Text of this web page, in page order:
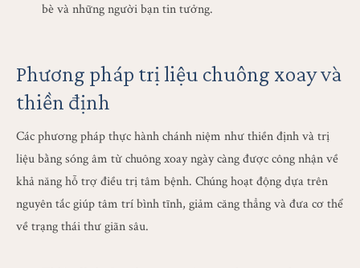
bè và những người bạn tin tưởng.
Phương pháp trị liệu chuông xoay và
thiền định
Các phương pháp thực hành chánh niệm như thiền định và trị
liệu bằng sóng âm từ chuông xoay ngày càng được công nhận về
khả năng hỗ trợ điều trị tâm bệnh. Chúng hoạt động dựa trên
nguyên tắc giúp tâm trí bình tĩnh, giảm căng thẳng và đưa cơ thể
về trạng thái thư giãn sâu.